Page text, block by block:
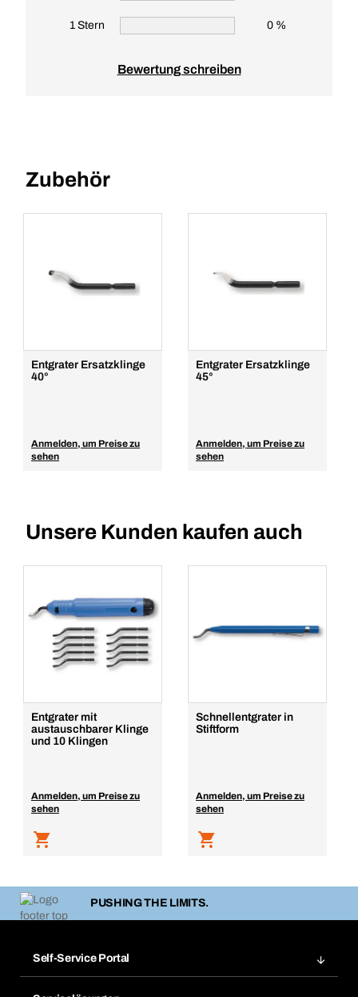
1 Stern 0 %
Bewertung schreiben
Zubehör
Entgrater Ersatzklinge
40°
Anmelden, um Preise zu
sehen
Entgrater Ersatzklinge
45°
Anmelden, um Preise zu
sehen
Unsere Kunden kaufen auch
Entgrater mit
austauschbarer Klinge
und 10 Klingen
Anmelden, um Preise zu
sehen
Schnellentgrater in
Stiftform
Anmelden, um Preise zu
sehen
PUSHING THE LIMITS.
Self-Service Portal